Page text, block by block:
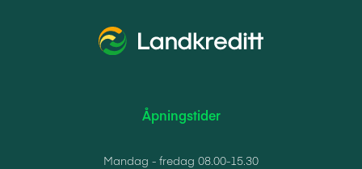
Åpningstider
Mandag - fredag 08.00-15.30